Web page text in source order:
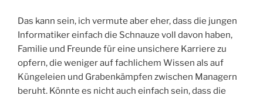
Das kann sein, ich vermute aber eher, dass die jungen
Informatiker einfach die Schnauze voll davon haben,
Familie und Freunde für eine unsichere Karriere zu
opfern, die weniger auf fachlichem Wissen als auf
Küngeleien und Grabenkämpfen zwischen Managern
beruht. Könnte es nicht auch einfach sein, dass die